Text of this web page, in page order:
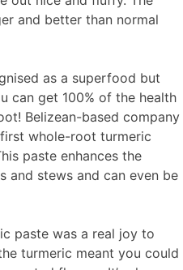
and better than normal
as a superfood but
can get 100% of the health
Belizean-based company
whole-root turmeric
paste enhances the
and stews and can even be
paste was a real joy to
turmeric meant you could